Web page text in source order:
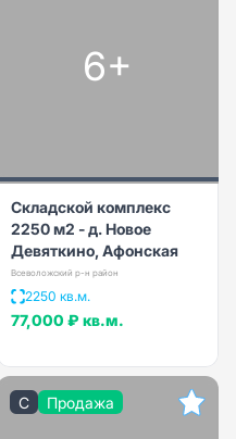
6+
Складской комплекс
2250 м2 - д. Новое
Девяткино, Афонская
Всеволожский р-н район
2250 кв.м.
77,000 ₽ кв.м.
C Продажа